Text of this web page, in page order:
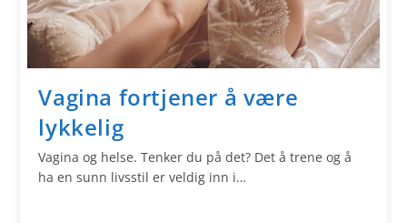
Vagina fortjener å være
lykkelig
Vagina og helse. Tenker du på det? Det å trene og å
ha en sunn livsstil er veldig inn i…